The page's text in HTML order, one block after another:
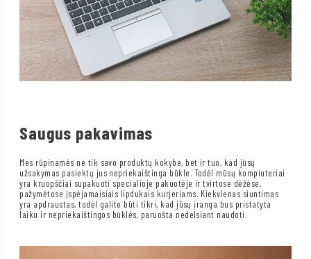
Saugus pakavimas
Mes rūpinamės ne tik savo produktų kokybe, bet ir tuo, kad jūsų
užsakymas pasiektų jus nepriekaištinga būkle. Todėl mūsų kompiuteriai
yra kruopščiai supakuoti specialioje pakuotėje ir tvirtose dėžėse,
pažymėtose įspėjamaisiais lipdukais kurjeriams. Kiekvienas siuntimas
yra apdraustas, todėl galite būti tikri, kad jūsų įranga bus pristatyta
laiku ir nepriekaištingos būklės, paruošta nedelsiant naudoti.